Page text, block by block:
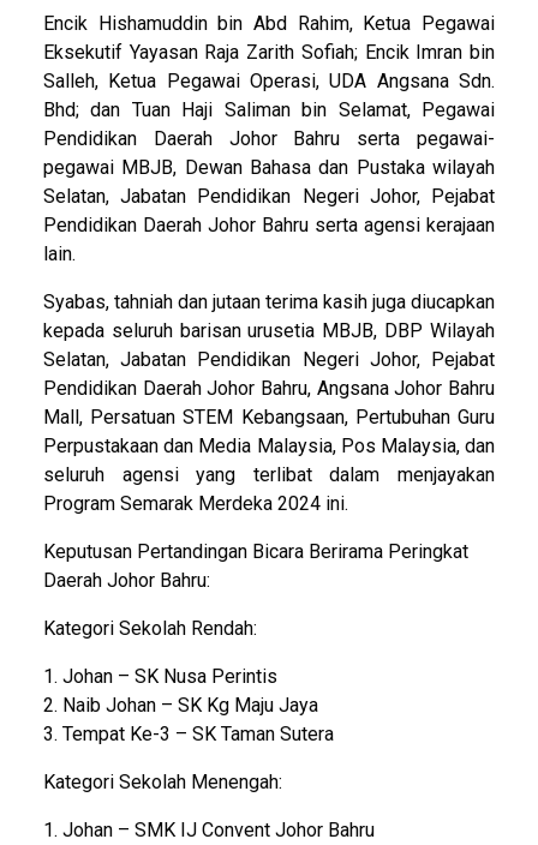
Encik Hishamuddin bin Abd Rahim, Ketua Pegawai
Eksekutif Yayasan Raja Zarith Sofiah; Encik Imran bin
Salleh, Ketua Pegawai Operasi, UDA Angsana Sdn.
Bhd; dan Tuan Haji Saliman bin Selamat, Pegawai
Pendidikan Daerah Johor Bahru serta pegawai-
pegawai MBJB, Dewan Bahasa dan Pustaka wilayah
Selatan, Jabatan Pendidikan Negeri Johor, Pejabat
Pendidikan Daerah Johor Bahru serta agensi kerajaan
lain.
Syabas, tahniah dan jutaan terima kasih juga diucapkan
kepada seluruh barisan urusetia MBJB, DBP Wilayah
Selatan, Jabatan Pendidikan Negeri Johor, Pejabat
Pendidikan Daerah Johor Bahru, Angsana Johor Bahru
Mall, Persatuan STEM Kebangsaan, Pertubuhan Guru
Perpustakaan dan Media Malaysia, Pos Malaysia, dan
seluruh agensi yang terlibat dalam menjayakan
Program Semarak Merdeka 2024 ini.
Keputusan Pertandingan Bicara Berirama Peringkat
Daerah Johor Bahru:
Kategori Sekolah Rendah:
1. Johan – SK Nusa Perintis
2. Naib Johan – SK Kg Maju Jaya
3. Tempat Ke-3 – SK Taman Sutera
Kategori Sekolah Menengah:
1. Johan – SMK IJ Convent Johor Bahru